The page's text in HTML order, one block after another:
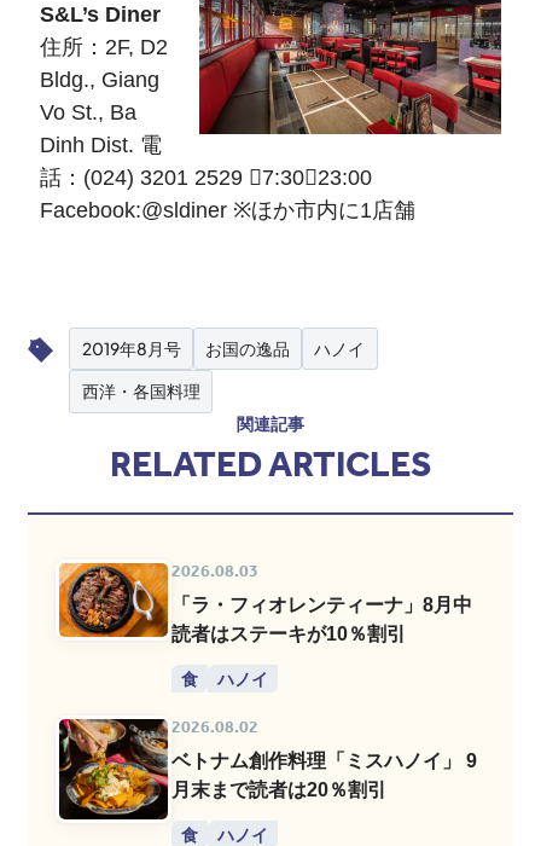
S&L’s Diner
住所：2F, D2
Bldg., Giang
Vo St., Ba
Dinh Dist. 電
話：(024) 3201 2529 7:30～23:00
Facebook:@sldiner※ほか市内に1店舗
2019年8月号 お国の逸品 ハノイ
西洋・各国料理
関連記事
RELATED ARTICLES
2026.08.03
「ラ・フィオレンティーナ」8月中
読者はステーキが10％割引
食 ハノイ
2026.08.02
ベトナム創作料理「ミスハノイ」 9
月末まで読者は20％割引
食 ハノイ